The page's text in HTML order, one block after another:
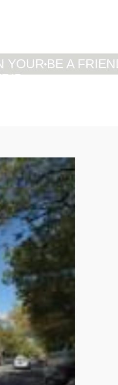
YOUR BE A